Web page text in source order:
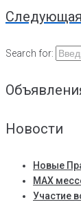
Search for:
Новости
Новые
MAX
Участие